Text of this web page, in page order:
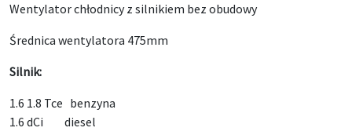
Wentylator chłodnicy z silnikiem bez obudowy
Średnica wentylatora 475mm
Silnik:
1.6 1.8 Tce benzyna
1.6 dCi diesel